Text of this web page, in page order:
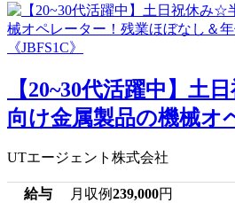
【20~30代活躍中】土
向け金属製品の機械オ
UTエージェント株式会社
給与 月収例239,000円